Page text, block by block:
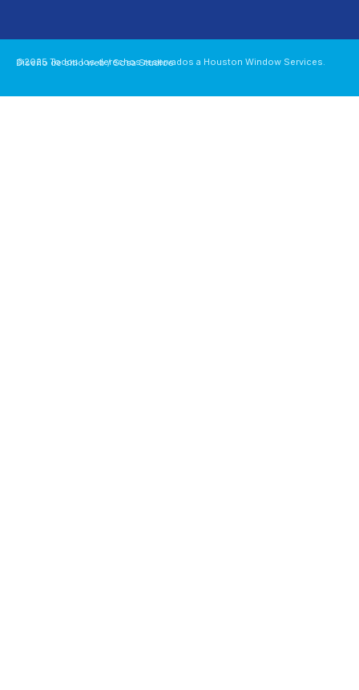
Diseño de sitio web / Sosa Studios
©2025 Todos los derechos reservados a Houston Window Services.